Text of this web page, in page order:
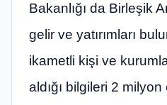
Bakanlığı da Birleşik
gelir ve yatırımları
ikametli kişi ve
aldığı bilgileri 2 milyon